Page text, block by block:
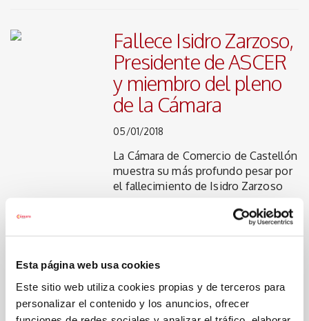
Esta página web usa cookies
Este sitio web utiliza cookies propias y de terceros para
personalizar el contenido y los anuncios, ofrecer
Fallece Isidro Zarzoso,
Presidente de ASCER
y miembro del pleno
de la Cámara
05/01/2018
La Cámara de Comercio de Castellón
muestra su más profundo pesar por
el fallecimiento de Isidro Zarzoso
Más del 30% de los
jóvenes asesorados
por la Cámara han